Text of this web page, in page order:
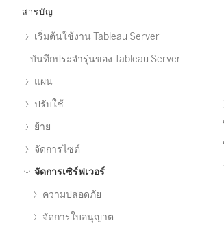
สารบัญ
เริ่มต้นใช้งาน Tableau Server
บันทึกประจำรุ่นของ Tableau Server
แผน
ปรับใช้
ย้าย
จัดการไซต์
จัดการเซิร์ฟเวอร์
ความปลอดภัย
จัดการใบอนุญาต